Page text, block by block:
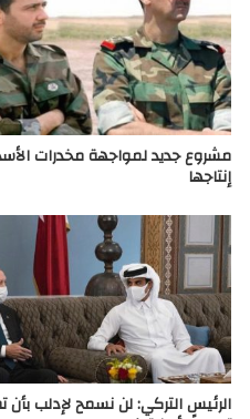
مشروع جديد لمواجهة مخدرات
إنتاجها
الرئيس التركي: لن نسمح لإدلب بأن